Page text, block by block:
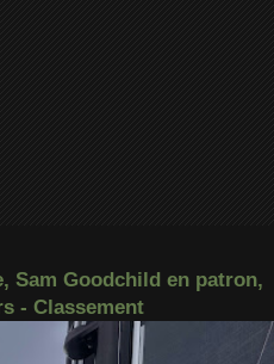
Sam Goodchild en patron,
- Classement